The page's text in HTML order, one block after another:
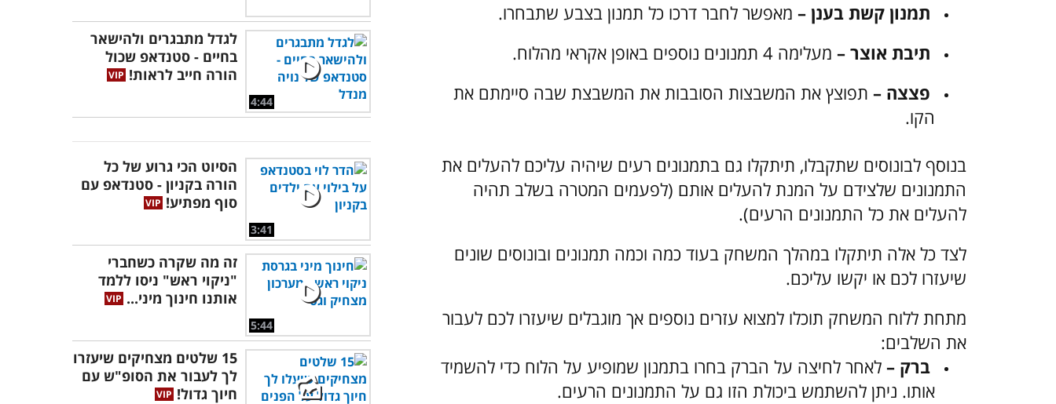
תמנון קשת בענן – מאפשר לחבר דרכו כל תמנון בצבע שתבחרו.
תיבת אוצר – מעלימה 4 תמנונים נוספים באופן אקראי מהלוח.
פצצה – תפוצץ את המשבצות הסובבות את המשבצת שבה סיימתם את
הקו.
בנוסף לבונוסים שתקבלו, תיתקלו גם בתמנונים רעים שיהיה עליכם להעלים את
התמנונים שלצידם על המנת להעלים אותם (לפעמים המטרה בשלב תהיה
להעלים את כל התמנונים הרעים).
לצד כל אלה תיתקלו במהלך המשחק בעוד כמה וכמה תמנונים ובונוסים שונים
שיעזרו לכם או יקשו עליכם.
מתחת ללוח המשחק תוכלו למצוא עזרים נוספים אך מוגבלים שיעזרו לכם לעבור
את השלבים:
ברק –לאחר לחיצה על הברק בחרו בתמנון שמופיע על הלוח כדי להשמיד
אותו. ניתן להשתמש ביכולת הזו גם על התמנונים הרעים.
4:44
לגדל מתבגרים ולהישאר
בחיים - סטנדאפ שכול
הורה חייב לראות!
3:41
הסיוט הכי גרוע של כל
הורה בקניון - סטנדאפ עם
סוף מפתיע!
5:44
זה מה שקרה כשחברי
"ניקוי ראש" ניסו ללמד
אותנו חינוך מיני...
15 שלטים מצחיקים שיעזרו
לך לעבור את הסופ"ש עם
חיוך גדול!